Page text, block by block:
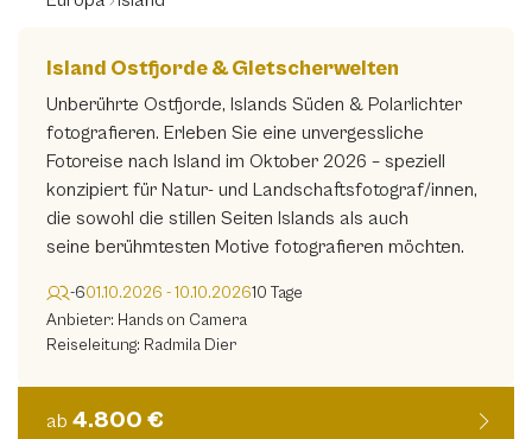
Island Ostfjorde & Gletscherwelten
Unberührte Ostfjorde, Islands Süden & Polarlichter
fotografieren. Erleben Sie eine unvergessliche
Fotoreise nach Island im Oktober 2026 – speziell
konzipiert für Natur- und Landschaftsfotograf/innen,
die sowohl die stillen Seiten Islands als auch
seine berühmtesten Motive fotografieren möchten.
-601.10.2026 - 10.10.202610 Tage
Anbieter: Hands on Camera
Reiseleitung: Radmila Dier
ab 4.800 €